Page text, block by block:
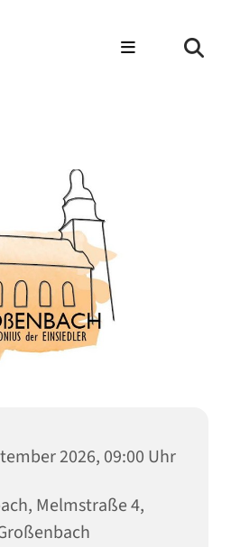
2026, 09:00 Uhr
Melmstraße 4,